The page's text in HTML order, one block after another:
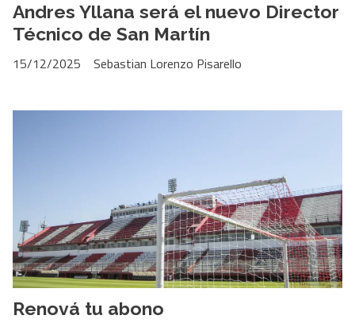
Andres Yllana será el nuevo Director
Técnico de San Martín
Sebastian Lorenzo Pisarello
15/12/2025
Renová tu abono